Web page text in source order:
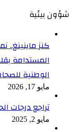
شؤون بيئية
كنز ماينينغ..
المستدامة
الوطنية
مايو 17, 2026
تراجع درجات
مايو 2, 2025